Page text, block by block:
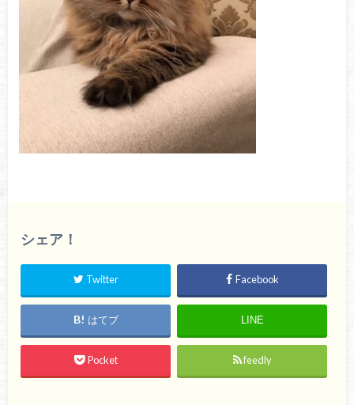
シェア！
Twitter Facebook
はてブ LINE
Pocket feedly